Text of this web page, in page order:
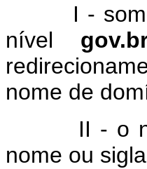
I -
nível
nome de
II - o
nome ou